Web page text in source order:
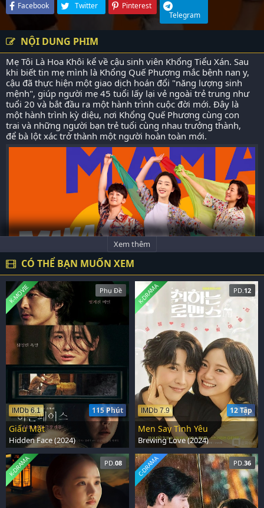
Facebook Twitter
Pinterest
Telegram
NỘI DUNG PHIM
Mẹ Tôi Là Hoa Khôi kể về cậu sinh viên Khổng Tiểu Xán. Sau
khi biết tin mẹ mình là Khổng Quế Phương mắc bệnh nan y,
cậu đã thực hiện một giao dịch hoán đổi "năng lượng sinh
mệnh", giúp người mẹ 45 tuổi lấy lại vẻ ngoài trẻ trung như
tuổi 20 và bắt đầu ra một hành trình cuộc đời mới. Đây là
một hành trình kỳ diệu, nơi Khổng Quế Phương cùng con
trai và những người bạn trẻ tuổi cùng nhau trưởng thành,
để bà lột xác trở thành một người hoàn toàn mới.
Xem thêm
CÓ THỂ BẠN MUỐN XEM
Phụ Đề
115 Phút
IMDb 6.1
K-MOVIE
Giấu Mặt
Hidden Face (2024)
PD. 12
12 Tập
IMDb 7.9
K-DRAMA
Men Say Tình Yêu
Brewing Love (2024)
PD. 08
K-DRAMA PD. 36
C-DRAMA